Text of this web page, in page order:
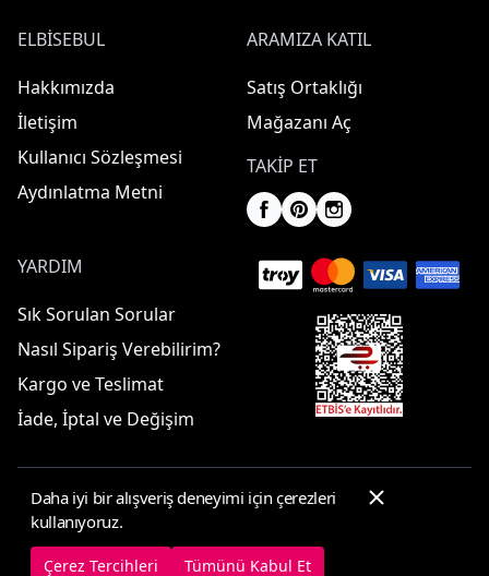
ELBISEBUL
Hakkımızda
İletişim
Kullanıcı Sözleşmesi
Aydınlatma Metni
ARAMIZA KATIL
Satış Ortaklığı
Mağazanı Aç
TAKIP ET
YARDIM
Sık Sorulan Sorular
Nasıl Sipariş Verebilirim?
Kargo ve Teslimat
İade, İptal ve Değişim
© 2025 ElbiseBul -
Çerez Tercihleri Çerez Politikası
Daha iyi bir alışveriş deneyimi için çerezleri
kullanıyoruz.
Çerez Tercihleri Tümünü Kabul Et